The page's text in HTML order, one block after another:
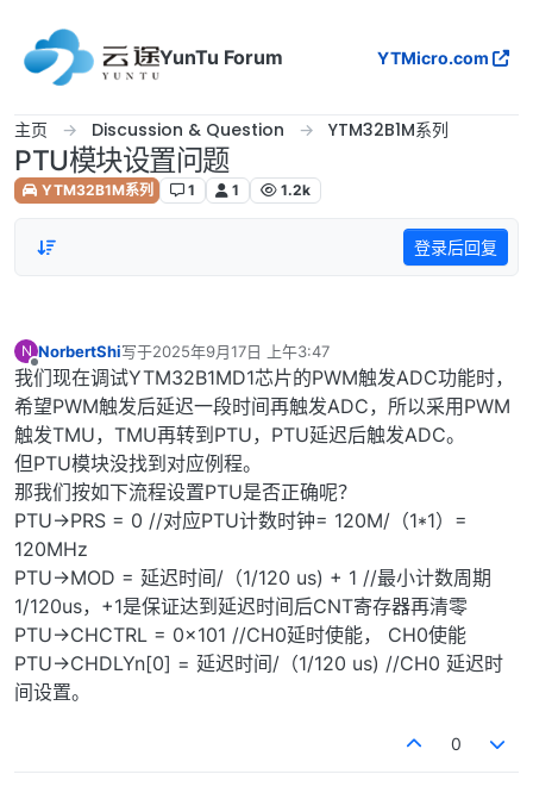
YunTu Forum
YTMicro.com
主页 Discussion & Question YTM32B1M系列
PTU模块设置问题
YTM32B1M系列 1 1 1.2k
登录后回复
N
离线
NorbertShi写于2025年9月17日 上午3:47
最后由 编辑
我们现在调试YTM32B1MD1芯片的PWM触发ADC功能时，
希望PWM触发后延迟一段时间再触发ADC，所以采用PWM
触发TMU，TMU再转到PTU，PTU延迟后触发ADC。
但PTU模块没找到对应例程。
那我们按如下流程设置PTU是否正确呢？
PTU->PRS = 0 //对应PTU计数时钟= 120M/（1*1）=
120MHz
PTU->MOD = 延迟时间/（1/120 us) + 1 //最小计数周期
1/120us，+1是保证达到延迟时间后CNT寄存器再清零
PTU->CHCTRL = 0x101 //CH0延时使能， CH0使能
PTU->CHDLYn[0] = 延迟时间/（1/120 us) //CH0 延迟时
间设置。
0